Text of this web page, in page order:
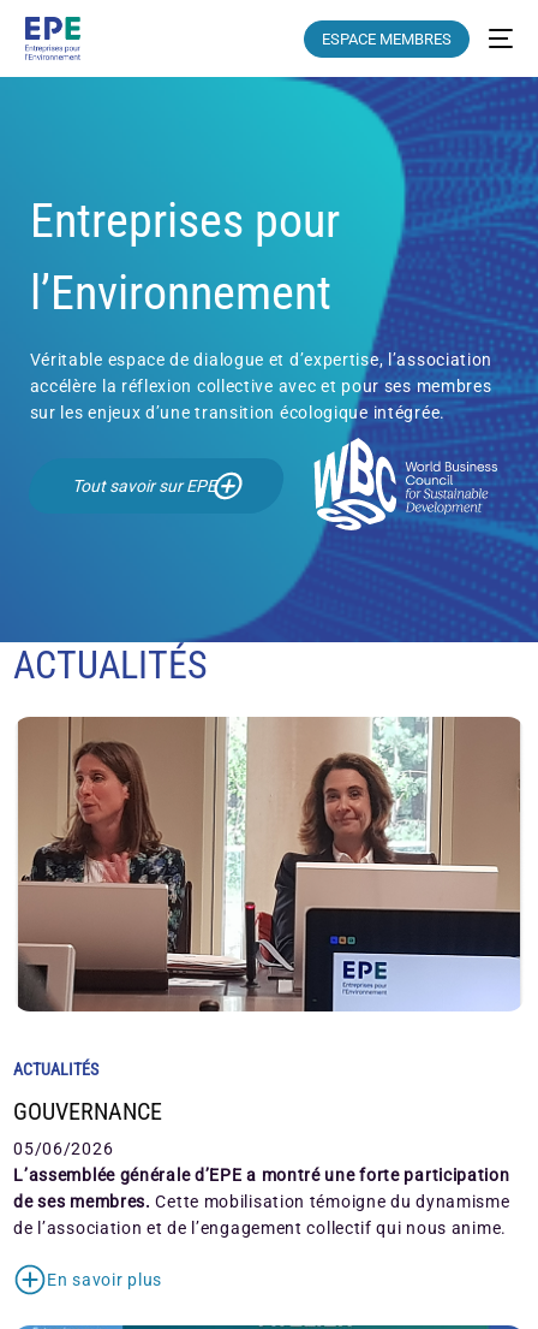
ESPACE MEMBRES
Entreprises pour
l’Environnement
Véritable espace de dialogue et d’expertise, l’association
accélère la réflexion collective avec et pour ses membres
sur les enjeux d’une transition écologique intégrée.
Tout savoir sur EPE
ACTUALITÉS
ACTUALITÉS
GOUVERNANCE
05/06/2026
L’assemblée générale d’EPE a montré une forte participation
de ses membres.Cette mobilisation témoigne du dynamisme
de l’association et de l’engagement collectif qui nous anime.
En savoir plus